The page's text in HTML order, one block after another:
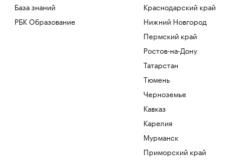
База знаний
РБК Образование
Краснодарский край
Нижний Новгород
Пермский край
Ростов-на-Дону
Татарстан
Тюмень
Черноземье
Кавказ
Карелия
Мурманск
Приморский край